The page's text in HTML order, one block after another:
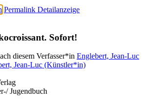
Permalink Detailanzeige
Sofort!
diesem Verfasser*in Englebert, Jean-Luc
Jean-Luc (Künstler*in)
Jugendbuch